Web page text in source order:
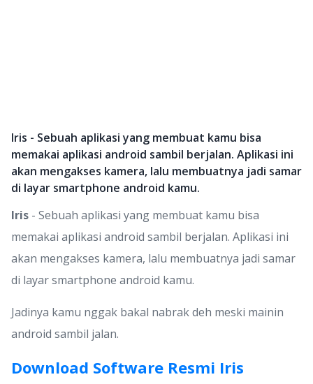
Iris - Sebuah aplikasi yang membuat kamu bisa
memakai aplikasi android sambil berjalan. Aplikasi ini
akan mengakses kamera, lalu membuatnya jadi samar
di layar smartphone android kamu.
Iris - Sebuah aplikasi yang membuat kamu bisa
memakai aplikasi android sambil berjalan. Aplikasi ini
akan mengakses kamera, lalu membuatnya jadi samar
di layar smartphone android kamu.
Jadinya kamu nggak bakal nabrak deh meski mainin
android sambil jalan.
Download Software Resmi Iris